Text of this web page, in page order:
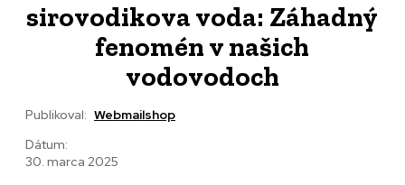
sirovodikova voda: Záhadný
fenomén v našich
vodovodoch
Publikoval: Webmailshop
Dátum:
30. marca 2025